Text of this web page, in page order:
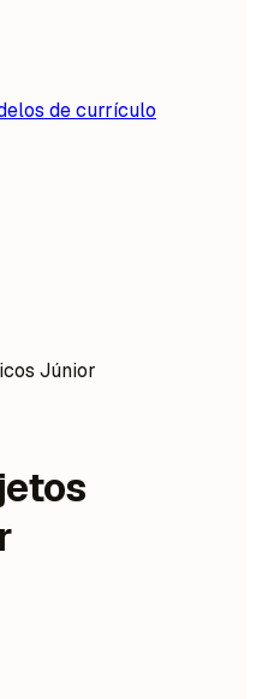
de currículo
Júnior